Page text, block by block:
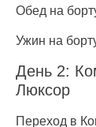
Обед на
Ужин на
День 2:
Люксор
Переход в